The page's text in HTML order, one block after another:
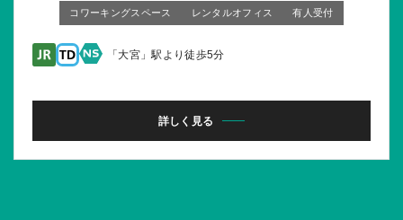
コワーキングスペース レンタルオフィス 有人受付
「大宮」駅より徒歩5分
詳しく見る